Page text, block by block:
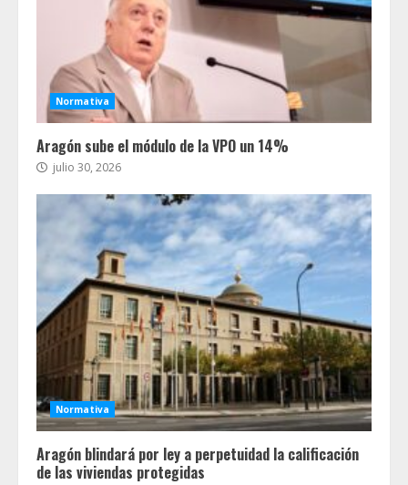
Normativa
Aragón sube el módulo de la VPO un 14%
julio 30, 2026
Normativa
Aragón blindará por ley a perpetuidad la calificación
de las viviendas protegidas